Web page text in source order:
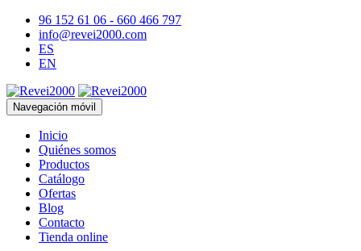
96 152 61 06 - 660 466 797
info@revei2000.com
ES
EN
Navegación móvil
Inicio
Quiénes somos
Productos
Catálogo
Ofertas
Blog
Contacto
Tienda online